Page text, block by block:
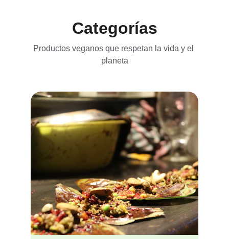
Categorías
Productos veganos que respetan la vida y el
planeta